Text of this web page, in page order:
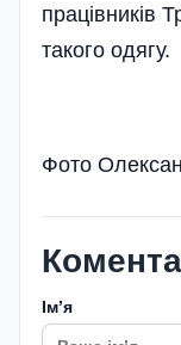
працівників
такого одягу.
Фото
Імʼя